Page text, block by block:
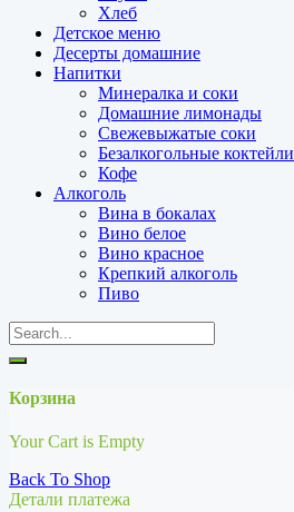
Хлеб
Детское меню
Десерты домашние
Напитки
Минералка и соки
Домашние лимонады
Свежевыжатые соки
Безалкогольные коктейли
Кофе
Алкоголь
Вина в бокалах
Вино белое
Вино красное
Крепкий алкоголь
Пиво
Корзина
Your Cart is Empty
Back To Shop
Детали платежа